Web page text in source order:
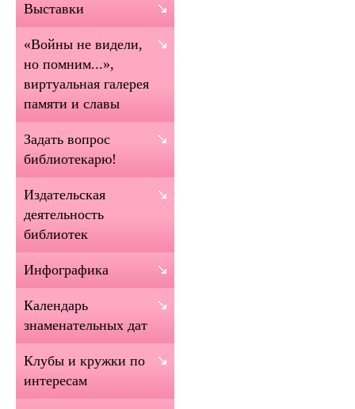
Выставки
«Войны не видели,
но помним...»,
виртуальная галерея
памяти и славы
Задать вопрос
библиотекарю!
Издательская
деятельность
библиотек
Инфографика
Календарь
знаменательных дат
Клубы и кружки по
интересам